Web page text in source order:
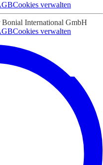
Cookies verwalten
International GmbH
Cookies verwalten